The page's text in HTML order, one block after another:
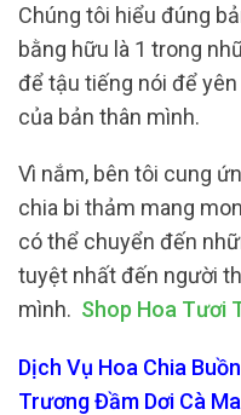
Chúng tôi hiểu đúng
bằng hữu là 1 trong
để tậu tiếng nói để
của bản thân mình.
Vì nắm, bên tôi cung
chia bi thảm mang
có thể chuyển đến
tuyệt nhất đến người
mình. Shop Hoa Tươi
Dịch Vụ Hoa Chia
Trương Đầm Dơi Cà